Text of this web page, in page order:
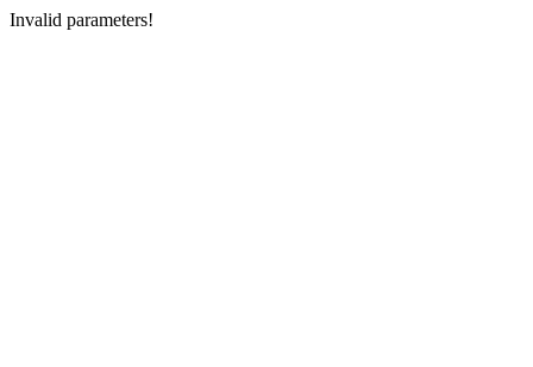
Invalid parameters!